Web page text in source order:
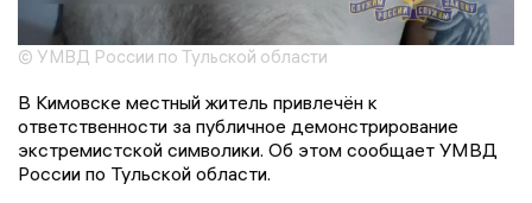
© УМВД России по Тульской области
В Кимовске местный житель привлечён к
ответственности за публичное демонстрирование
экстремистской символики. Об этом сообщает УМВД
России по Тульской области.